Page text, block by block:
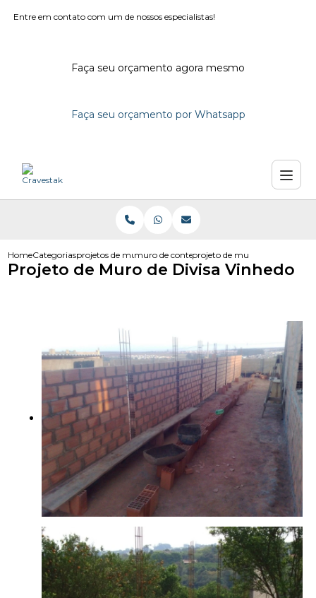
Entre em contato com um de nossos especialistas!
Faça seu orçamento agora mesmo
Faça seu orçamento por Whatsapp
HomeCategoriasprojetos de muromuro de contencao projetoprojeto de muro de divisa
Projeto de Muro de Divisa Vinhedo